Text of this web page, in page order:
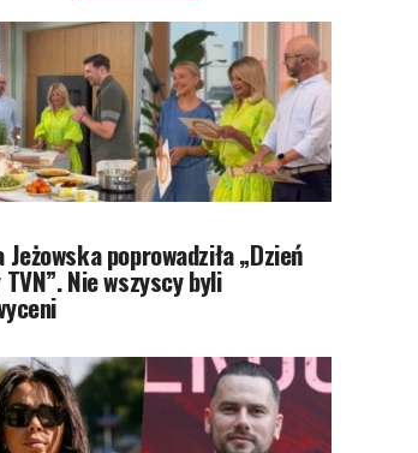
Jeżowska poprowadziła „Dzień
Nie wszyscy byli